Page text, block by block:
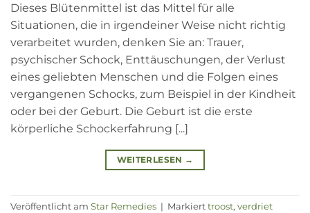
Dieses Blütenmittel ist das Mittel für alle
Situationen, die in irgendeiner Weise nicht richtig
verarbeitet wurden, denken Sie an: Trauer,
psychischer Schock, Enttäuschungen, der Verlust
eines geliebten Menschen und die Folgen eines
vergangenen Schocks, zum Beispiel in der Kindheit
oder bei der Geburt. Die Geburt ist die erste
körperliche Schockerfahrung [...]
WEITERLESEN →
Veröffentlicht am Star Remedies | Markiert troost, verdriet